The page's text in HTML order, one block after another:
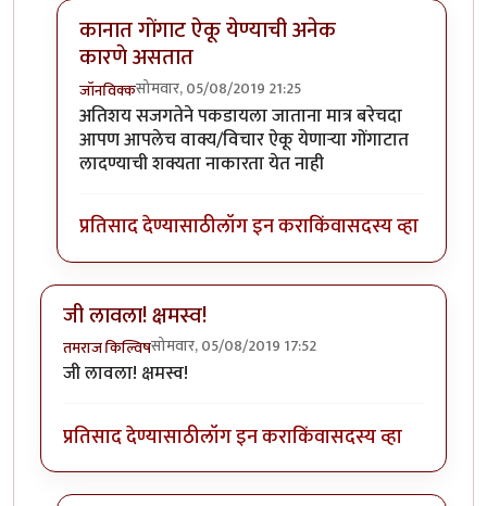
कानात गोंगाट ऐकू येण्याची अनेक
कारणे असतात
जॉनविक्कसोमवार, 05/08/2019 21:25
In reply toधन्यवाद जॉन विक्क जी . हाbyतमराज किल्विष
अतिशय सजगतेने पकडायला जाताना मात्र बरेचदा
आपण आपलेच वाक्य/विचार ऐकू येणाऱ्या गोंगाटात
लादण्याची शक्यता नाकारता येत नाही
प्रतिसाद देण्यासाठीलॉग इन कराकिंवासदस्य व्हा
जी लावला! क्षमस्व!
तमराज किल्विषसोमवार, 05/08/2019 17:52
जी लावला! क्षमस्व!
प्रतिसाद देण्यासाठीलॉग इन कराकिंवासदस्य व्हा